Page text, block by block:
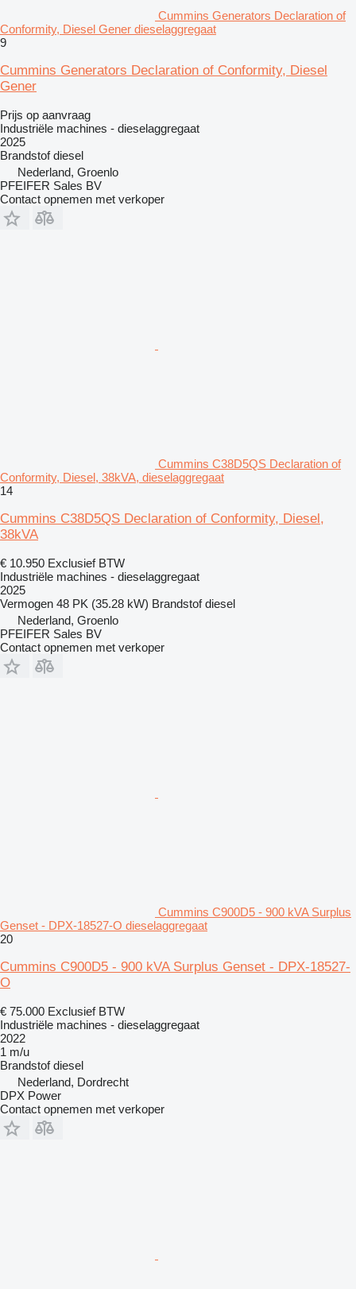
Cummins Generators Declaration of
Conformity, Diesel Gener dieselaggregaat
9
Cummins Generators Declaration of Conformity, Diesel
Gener
Prijs op aanvraag
Industriële machines - dieselaggregaat
2025
Brandstof diesel
Nederland, Groenlo
PFEIFER Sales BV
Contact opnemen met verkoper
Cummins C38D5QS Declaration of
Conformity, Diesel, 38kVA, dieselaggregaat
14
Cummins C38D5QS Declaration of Conformity, Diesel,
38kVA
€ 10.950 Exclusief BTW
Industriële machines - dieselaggregaat
2025
Vermogen 48 PK (35.28 kW) Brandstof diesel
Nederland, Groenlo
PFEIFER Sales BV
Contact opnemen met verkoper
Cummins C900D5 - 900 kVA Surplus
Genset - DPX-18527-O dieselaggregaat
20
Cummins C900D5 - 900 kVA Surplus Genset - DPX-18527-
O
€ 75.000 Exclusief BTW
Industriële machines - dieselaggregaat
2022
1 m/u
Brandstof diesel
Nederland, Dordrecht
DPX Power
Contact opnemen met verkoper